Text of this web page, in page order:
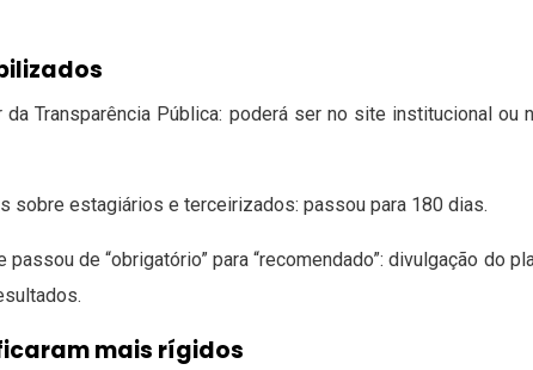
Transparência Pública: poderá ser no site institucional ou
sobre estagiários e terceirizados: passou para 180 dias.
de “obrigatório” para “recomendado”: divulgação do
mais rígidos